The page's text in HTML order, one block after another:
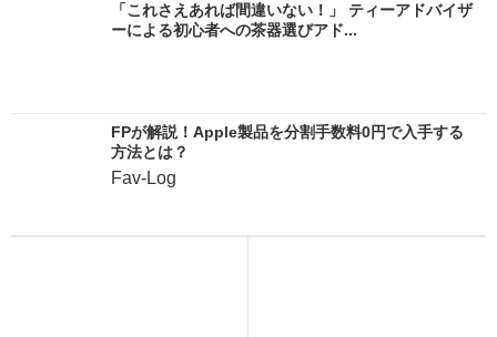
「これさえあれば間違いない！」 ティーアドバイザ
ーによる初心者への茶器選びアド...
FPが解説！Apple製品を分割手数料0円で入手する
方法とは？
Fav-Log